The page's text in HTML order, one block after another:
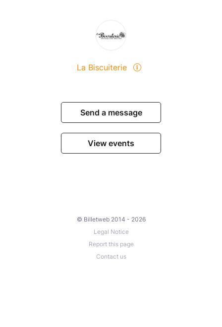
La Biscuiterie
Send a message
View events
© Billetweb 2014 - 2026
Legal Notice
Report this page
Contact us